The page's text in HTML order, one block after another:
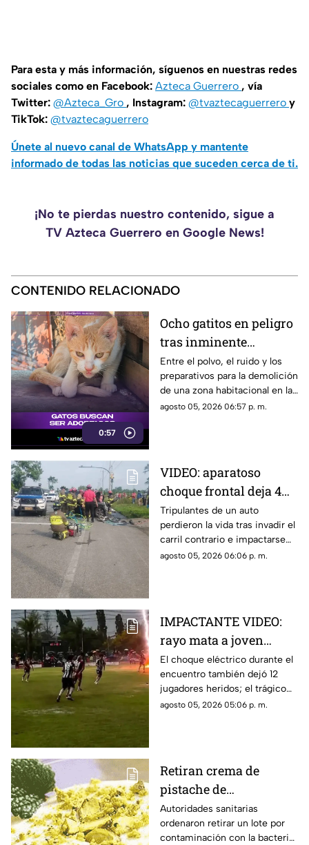
Para esta y más información, síguenos en nuestras redes
sociales como en Facebook: Azteca Guerrero , vía
Twitter: @Azteca_Gro , Instagram: @tvaztecaguerrero y
TikTok: @tvaztecaguerrero
Únete al nuevo canal de WhatsApp y mantente
informado de todas las noticias que suceden cerca de ti.
¡No te pierdas nuestro contenido, sigue a
TV Azteca Guerrero en Google News!
CONTENIDO RELACIONADO
0:57
Ocho gatitos en peligro
tras inminente
demolición en la
colonia San Agustín de
Acapulco
Entre el polvo, el ruido y los
preparativos para la demolición
de una zona habitacional en la
colonia San Agustín, una
agosto 05, 2026 06:57 p. m.
VIDEO: aparatoso
choque frontal deja 4
muertos de una familia
Tripulantes de un auto
perdieron la vida tras invadir el
carril contrario e impactarse
contra un camión de ganado.
agosto 05, 2026 06:06 p. m.
IMPACTANTE VIDEO:
rayo mata a joven
futbolista en pleno
partido
El choque eléctrico durante el
encuentro también dejó 12
jugadores heridos; el trágico
momento quedó grabado.
agosto 05, 2026 05:06 p. m.
Retiran crema de
pistache de
supermercados por
salmonela
Autoridades sanitarias
ordenaron retirar un lote por
contaminación con la bacteria;